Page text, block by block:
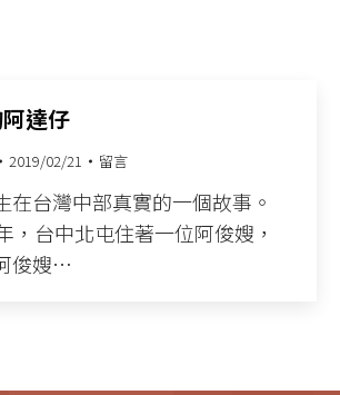
達仔
2019/02/21 留言
台灣中部真實的一個故事。
台中北屯住著一位阿俊嫂，
俊嫂…